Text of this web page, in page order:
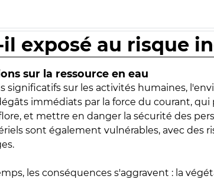
exposé au risque
sur la ressource en eau
significatifs sur les activités humaines,
immédiats par la force du courant, qui
et mettre en danger la sécurité des
sont également vulnérables, avec des
les conséquences s'aggravent : la